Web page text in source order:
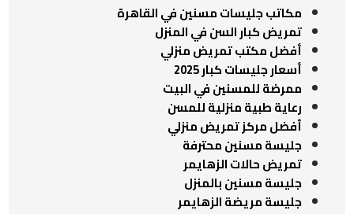
مكاتب جليسات مسنين في القاهرة
تمريض كبار السن في المنزل
أفضل مكتب تمريض منزلي
أسعار جليسات كبار 2025
ممرضة للمسنين في البيت
رعاية طبية منزلية للمسن
أفضل مركز تمريض منزلي
جليسة مسنين محترفة
تمريض حالات الزهايمر
جليسة مسنين بالمنزل
جليسة مريضة الزهايمر